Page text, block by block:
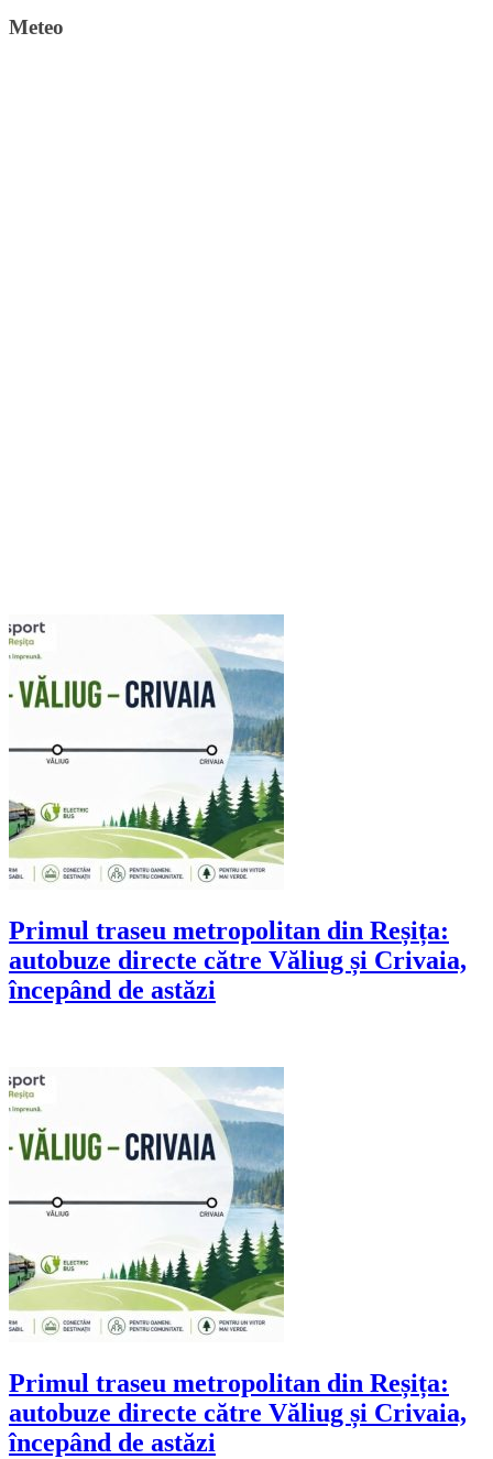
Meteo
Primul traseu metropolitan din Reșița:
autobuze directe către Văliug și Crivaia,
începând de astăzi
Primul traseu metropolitan din Reșița:
autobuze directe către Văliug și Crivaia,
începând de astăzi